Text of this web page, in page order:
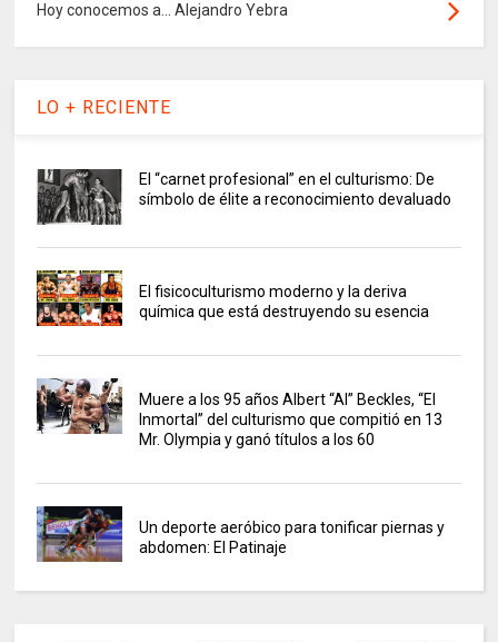
Hoy conocemos a... Alejandro Yebra
LO + RECIENTE
El “carnet profesional” en el culturismo: De
símbolo de élite a reconocimiento devaluado
El fisicoculturismo moderno y la deriva
química que está destruyendo su esencia
Muere a los 95 años Albert “Al” Beckles, “El
Inmortal” del culturismo que compitió en 13
Mr. Olympia y ganó títulos a los 60
Un deporte aeróbico para tonificar piernas y
abdomen: El Patinaje